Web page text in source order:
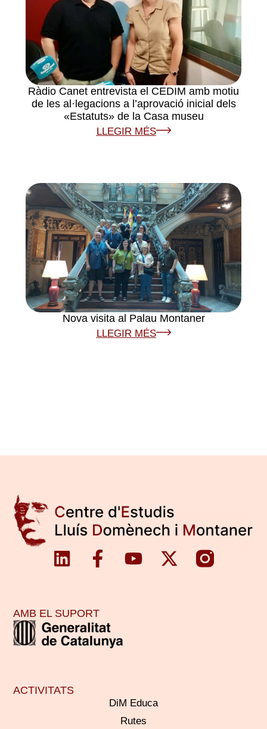
Ràdio Canet entrevista el CEDIM amb motiu
de les al·legacions a l’aprovació inicial dels
«Estatuts» de la Casa museu
LLEGIR MÉS
Nova visita al Palau Montaner
LLEGIR MÉS
ACTIVITATS
DiM Educa
Rutes
AMB EL SUPORT